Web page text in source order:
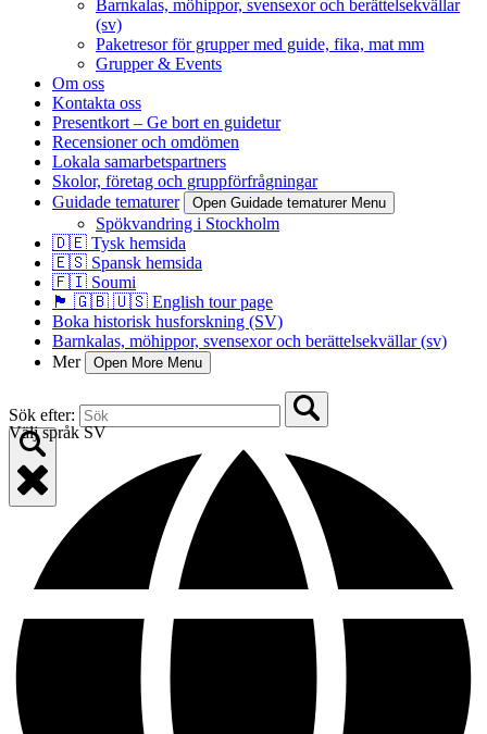
Barnkalas, möhippor, svensexor och berättelsekvällar
(sv)
Paketresor för grupper med guide, fika, mat mm
Grupper & Events
Om oss
Kontakta oss
Presentkort – Ge bort en guidetur
Recensioner och omdömen
Lokala samarbetspartners
Skolor, företag och gruppförfrågningar
Guidade tematurer
Open Guidade tematurer Menu
Spökvandring i Stockholm
🇩🇪 Tysk hemsida
🇪🇸 Spansk hemsida
🇫🇮 Soumi
🏴󠁧󠁢󠁥󠁮󠁧󠁿 🇬🇧 🇺🇸 English tour page
Boka historisk husforskning (SV)
Barnkalas, möhippor, svensexor och berättelsekvällar (sv)
Mer
Open More Menu
Sök efter:
Välj språk SV